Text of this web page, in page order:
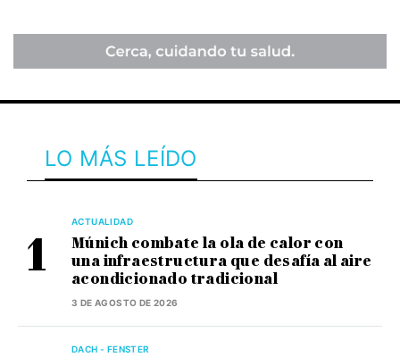
LO MÁS LEÍDO
ACTUALIDAD
Múnich combate la ola de calor con
una infraestructura que desafía al aire
acondicionado tradicional
3 DE AGOSTO DE 2026
DACH - FENSTER